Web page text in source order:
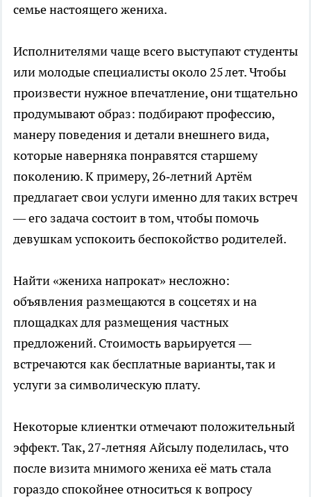
семье настоящего жениха.
Исполнителями чаще всего выступают студенты
или молодые специалисты около 25 лет. Чтобы
произвести нужное впечатление, они тщательно
продумывают образ: подбирают профессию,
манеру поведения и детали внешнего вида,
которые наверняка понравятся старшему
поколению. К примеру, 26‑летний Артём
предлагает свои услуги именно для таких встреч
— его задача состоит в том, чтобы помочь
девушкам успокоить беспокойство родителей.
Найти «жениха напрокат» несложно:
объявления размещаются в соцсетях и на
площадках для размещения частных
предложений. Стоимость варьируется —
встречаются как бесплатные варианты, так и
услуги за символическую плату.
Некоторые клиентки отмечают положительный
эффект. Так, 27‑летняя Айсылу поделилась, что
после визита мнимого жениха её мать стала
гораздо спокойнее относиться к вопросу